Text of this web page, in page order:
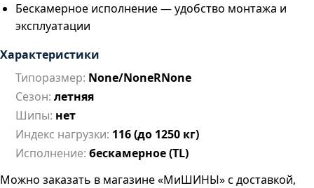
Бескамерное исполнение — удобство монтажа и
эксплуатации
Характеристики
Типоразмер: None/NoneRNone
Сезон: летняя
Шипы: нет
Индекс нагрузки: 116 (до 1250 кг)
Исполнение: бескамерное (TL)
Можно заказать в магазине «МиШИНЫ» с доставкой,